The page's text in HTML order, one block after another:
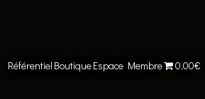
Référentiel BoutiqueEspace Membre 0,00€